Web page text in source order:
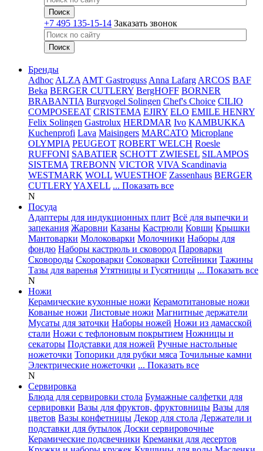
+7 495 135-15-14 Заказать звонок
Бренды
Adhoc ALZA AMT Gastroguss Anna Lafarg ARCOS BAF
Beka BERGER CUTLERY BergHOFF BORNER
BRABANTIA Burgvogel Solingen Chef's Choice CILIO
COMPOSEEAT CRISTEMA EJIRY ELO EMILE HENRY
Felix Solingen Gastrolux HERDMAR Ivo KAMBUKKA
Kuchenprofi Lava Maisingers MARCATO Microplane
OLYMPIA PEUGEOT ROBERT WELCH Roesle
RUFFONI SABATIER SCHOTT ZWIESEL SILAMPOS
SISTEMA TREBONN VICTOR VIVA Scandinavia
WESTMARK WOLL WUESTHOF Zassenhaus BERGER
CUTLERYYAXELL ... Показать все
N
Посуда
Адаптеры для индукционных плит Всё для выпечки и
запекания Жаровни Казаны Кастрюли Ковши Крышки
Мантоварки Молоковарки Молочники Наборы для
фондю Наборы кастрюль и сковород Пароварки
Сковороды Скороварки Соковарки Сотейники Тажины
Тазы для варенья Утятницы и Гусятницы ... Показать все
N
Ножи
Керамические кухонные ножи Керамотитановые ножи
Кованые ножи Листовые ножи Магнитные держатели
Мусаты для заточки Наборы ножей Ножи из дамасской
стали Ножи с тефлоновым покрытием Ножницы и
секаторы Подставки для ножей Ручные настольные
ножеточки Топорики для рубки мяса Точильные камни
Электрические ножеточки ... Показать все
N
Сервировка
Блюда для сервировки стола Бумажные салфетки для
сервировки Вазы для фруктов, фруктовницы Вазы для
цветов Вазы конфетницы Декор для стола Держатели и
подставки для бутылок Доски сервировочные
Керамические подсвечники Креманки для десертов